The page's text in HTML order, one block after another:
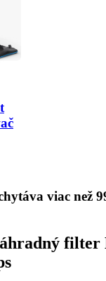
viac než
filter